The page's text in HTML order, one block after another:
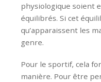
physiologique soient
équilibrés. Si cet
qu’apparaissent les
genre.
Pour le sportif, cela
manière. Pour être